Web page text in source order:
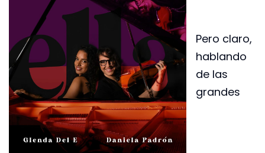
Pero claro,
hablando
de las
grandes